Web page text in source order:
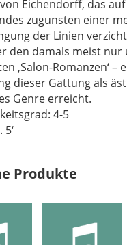
Eichendorff, das
zugunsten einer
der Linien
den damals meist
‚Salon-Romanzen‘ –
dieser Gattung als
Genre erreicht.
4-5
Produkte